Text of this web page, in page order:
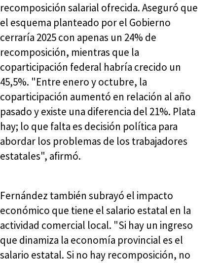
recomposición salarial ofrecida. Aseguró que
el esquema planteado por el Gobierno
cerraría 2025 con apenas un 24% de
recomposición, mientras que la
coparticipación federal habría crecido un
45,5%. "Entre enero y octubre, la
coparticipación aumentó en relación al año
pasado y existe una diferencia del 21%. Plata
hay; lo que falta es decisión política para
abordar los problemas de los trabajadores
estatales", afirmó.
Fernández también subrayó el impacto
económico que tiene el salario estatal en la
actividad comercial local. "Si hay un ingreso
que dinamiza la economía provincial es el
salario estatal. Si no hay recomposición, no